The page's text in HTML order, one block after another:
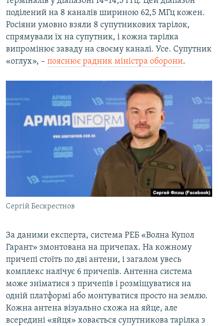
поділений на 8 каналів шириною 62,5 МГц кожен.
Росіяни умовно взяли 8 супутникових тарілок,
спрямували їх на супутник, і кожна тарілка
випромінює заваду на своєму каналі. Усе. Супутник
«оглух», – пояснює радник міністра оборони.
Сергій Бескрестнов
За даними експерта, система РЕБ «Волна Купол
Гарант» змонтована на причепах. На кожному
причепі стоїть по дві антени, і загалом увесь
комплекс налічує 6 причепів. Антенна система
може зніматися з причепів і розміщуватися на
одній платформі або монтуватися просто на землю.
Кожна антена візуально схожа на яйце, але
всередині «яйця» ховається супутникова тарілка з